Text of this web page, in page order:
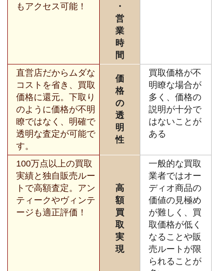
もアクセス可能！
・
営
業
時
間
直営店だからムダな
コストを省き、買取
価格に還元。下取り
のように価格が不明
瞭ではなく、明確で
透明な査定が可能で
す。
価
格
の
透
明
性
買取価格が不
明瞭な場合が
多く、価格の
説明が十分で
はないことが
ある
100万点以上の買取
実績と独自販売ルー
トで高額査定。アン
ティークやヴィンテ
ージも適正評価！
高
額
買
取
実
現
一般的な買取
業者ではオー
ディオ商品の
価値の見極め
が難しく、買
取価格が低く
なることや販
売ルートが限
られることが